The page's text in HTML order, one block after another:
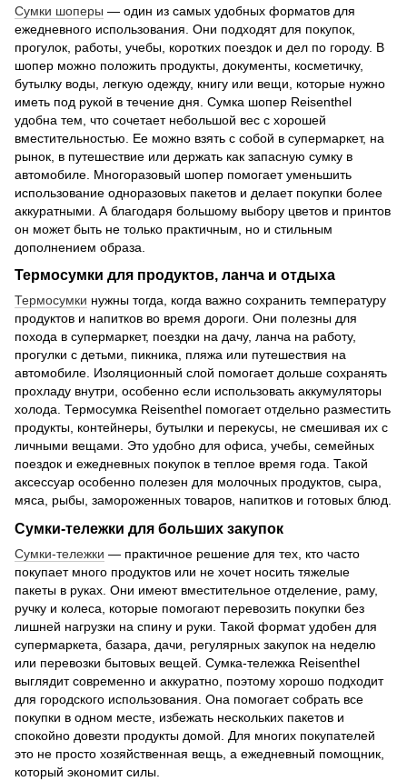
Сумки шоперы — один из самых удобных форматов для
ежедневного использования. Они подходят для покупок,
прогулок, работы, учебы, коротких поездок и дел по городу. В
шопер можно положить продукты, документы, косметичку,
бутылку воды, легкую одежду, книгу или вещи, которые нужно
иметь под рукой в течение дня. Сумка шопер Reisenthel
удобна тем, что сочетает небольшой вес с хорошей
вместительностью. Ее можно взять с собой в супермаркет, на
рынок, в путешествие или держать как запасную сумку в
автомобиле. Многоразовый шопер помогает уменьшить
использование одноразовых пакетов и делает покупки более
аккуратными. А благодаря большому выбору цветов и принтов
он может быть не только практичным, но и стильным
дополнением образа.
Термосумки для продуктов, ланча и отдыха
Термосумки нужны тогда, когда важно сохранить температуру
продуктов и напитков во время дороги. Они полезны для
похода в супермаркет, поездки на дачу, ланча на работу,
прогулки с детьми, пикника, пляжа или путешествия на
автомобиле. Изоляционный слой помогает дольше сохранять
прохладу внутри, особенно если использовать аккумуляторы
холода. Термосумка Reisenthel помогает отдельно разместить
продукты, контейнеры, бутылки и перекусы, не смешивая их с
личными вещами. Это удобно для офиса, учебы, семейных
поездок и ежедневных покупок в теплое время года. Такой
аксессуар особенно полезен для молочных продуктов, сыра,
мяса, рыбы, замороженных товаров, напитков и готовых блюд.
Сумки-тележки для больших закупок
Сумки-тележки — практичное решение для тех, кто часто
покупает много продуктов или не хочет носить тяжелые
пакеты в руках. Они имеют вместительное отделение, раму,
ручку и колеса, которые помогают перевозить покупки без
лишней нагрузки на спину и руки. Такой формат удобен для
супермаркета, базара, дачи, регулярных закупок на неделю
или перевозки бытовых вещей. Сумка-тележка Reisenthel
выглядит современно и аккуратно, поэтому хорошо подходит
для городского использования. Она помогает собрать все
покупки в одном месте, избежать нескольких пакетов и
спокойно довезти продукты домой. Для многих покупателей
это не просто хозяйственная вещь, а ежедневный помощник,
который экономит силы.